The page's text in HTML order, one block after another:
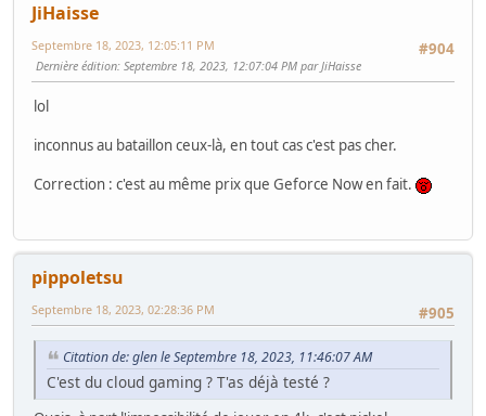
JiHaisse
#904
Septembre 18, 2023, 12:05:11 PM
Dernière édition: Septembre 18, 2023, 12:07:04 PM par JiHaisse
lol
inconnus au bataillon ceux-là, en tout cas c'est pas cher.
Correction : c'est au même prix que Geforce Now en fait.
pippoletsu
#905
Septembre 18, 2023, 02:28:36 PM
Citation de: glen le Septembre 18, 2023, 11:46:07 AM
C'est du cloud gaming ? T'as déjà testé ?